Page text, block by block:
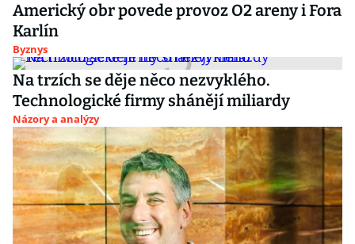
Americký obr povede provoz O2 areny i Fora
Karlín
Byznys
Na trzích se děje něco nezvyklého.
Technologické firmy shánějí miliardy
Názory a analýzy